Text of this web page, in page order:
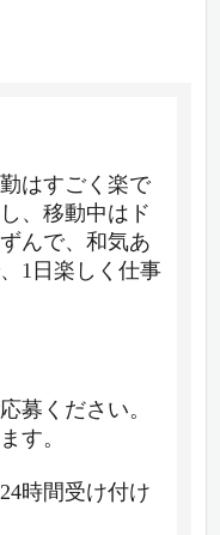
はすごく楽で
、移動中はド
んで、和気あ
1日楽しく仕事
募ください。
す。
時間受け付け